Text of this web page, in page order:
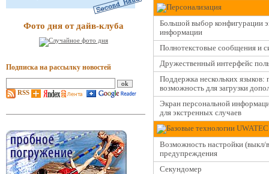
Фото дня от дайв-клуба
Подписка на рассылку новостей
RSS
Персонализация
Большой выбор конфигурации
информации
Полнотекстовые сообщения и
Дружественный интерфейс
Поддержка нескольких языков:
возможность для загрузки
Экран персональной
для экстренных случаев
Базовые технологии UWATEC
Возможность настройки (выкл/
предупреждения
Секундомер